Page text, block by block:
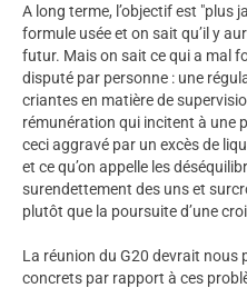
A long terme, l’objectif est "plus
formule usée et on sait qu’il y
futur. Mais on sait ce qui a mal
disputé par personne : une
criantes en matière de
rémunération qui incitent à une
ceci aggravé par un excès de
et ce qu’on appelle les
surendettement des uns et
plutôt que la poursuite d’une
La réunion du G20 devrait nous
concrets par rapport à ces